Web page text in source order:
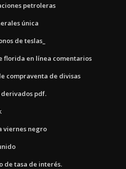
petroleras
única
de teslas_
florida en línea comentarios
compraventa de divisas
derivados pdf.
viernes negro
de tasa de interés.